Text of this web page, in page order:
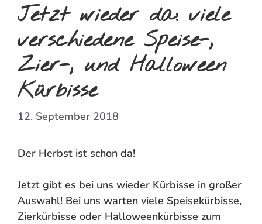
Jetzt wieder da: viele
verschiedene Speise-,
Zier-, und Halloween
Kürbisse
12. September 2018
Der Herbst ist schon da!
Jetzt gibt es bei uns wieder Kürbisse in großer
Auswahl! Bei uns warten viele Speisekürbisse,
Zierkürbisse oder Halloweenkürbisse zum